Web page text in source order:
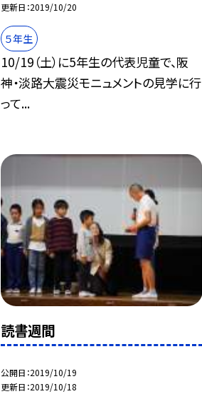
更新日 2019/10/20
５年生
10/19（土）に5年生の代表児童で、阪
神・淡路大震災モニュメントの見学に行
って...
読書週間
公開日 2019/10/19
更新日 2019/10/18